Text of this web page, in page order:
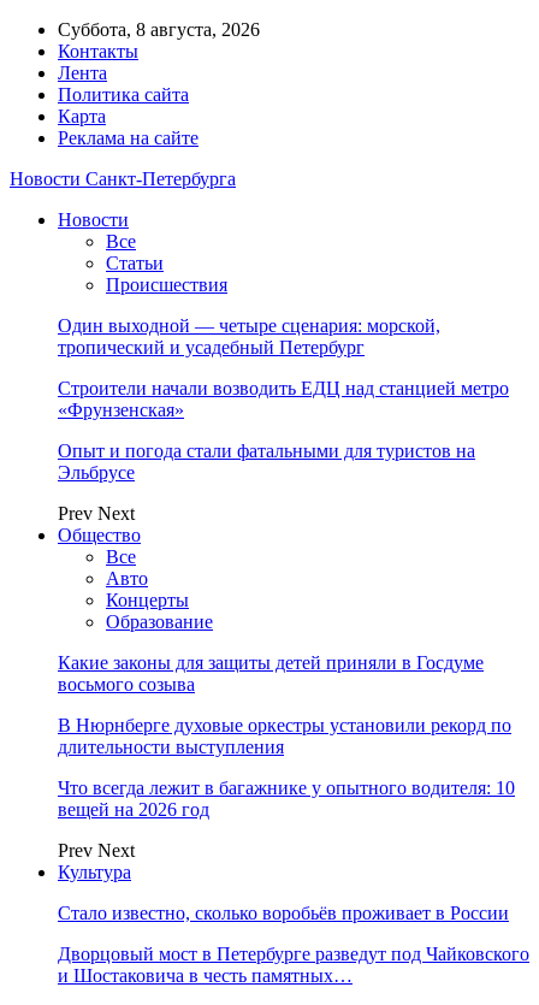
Суббота, 8 августа, 2026
Контакты
Лента
Политика сайта
Карта
Реклама на сайте
Новости Санкт-Петербурга
Новости
Все
Статьи
Происшествия
Один выходной — четыре сценария: морской,
тропический и усадебный Петербург
Строители начали возводить ЕДЦ над станцией метро
«Фрунзенская»
Опыт и погода стали фатальными для туристов на
Эльбрусе
Prev Next
Общество
Все
Авто
Концерты
Образование
Какие законы для защиты детей приняли в Госдуме
восьмого созыва
В Нюрнберге духовые оркестры установили рекорд по
длительности выступления
Что всегда лежит в багажнике у опытного водителя: 10
вещей на 2026 год
Prev Next
Культура
Стало известно, сколько воробьёв проживает в России
Дворцовый мост в Петербурге разведут под Чайковского
и Шостаковича в честь памятных…